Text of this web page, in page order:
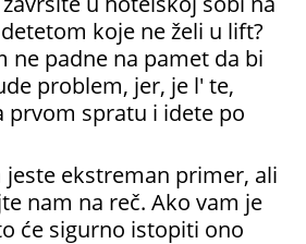
koje ne želi u lift?
ne padne na pamet da bi
problem, jer, je l' te,
prvom spratu i idete po
jeste ekstreman primer, ali
nam na reč. Ako vam je
će sigurno istopiti ono